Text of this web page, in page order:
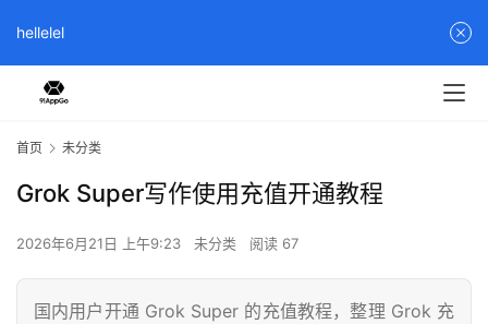
首页 未分类
Grok Super写作使用充值开通教程
2026年6月21日 上午9:23 未分类 阅读 67
国内用户开通 Grok Super 的充值教程，整理 Grok 充
hellelel